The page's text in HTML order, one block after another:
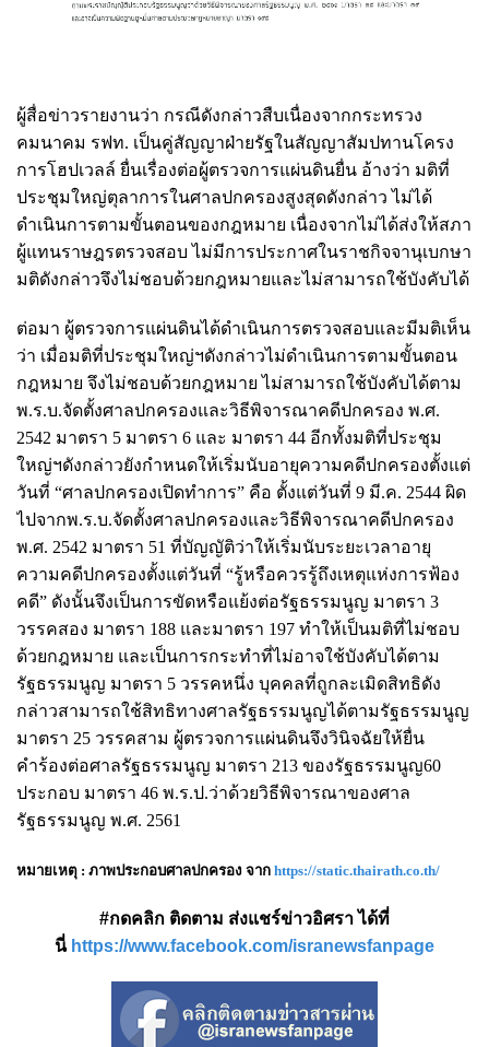
ผู้สื่อข่าวรายงานว่า กรณีดังกล่าวสืบเนื่องจากกระทรวง
คมนาคม รฟท. เป็นคู่สัญญาฝ่ายรัฐในสัญญาสัมปทานโครง
การโฮปเวลล์ ยื่นเรื่องต่อผู้ตรวจการแผ่นดินยื่น อ้างว่า มติที่
ประชุมใหญ่ตุลาการในศาลปกครองสูงสุดดังกล่าว ไม่ได้
ดำเนินการตามขั้นตอนของกฎหมาย เนื่องจากไม่ได้ส่งให้สภา
ผู้แทนราษฎรตรวจสอบ ไม่มีการประกาศในราชกิจจานุเบกษา
มติดังกล่าวจึงไม่ชอบด้วยกฎหมายและไม่สามารถใช้บังคับได้
ต่อมา ผู้ตรวจการแผ่นดินได้ดำเนินการตรวจสอบและมีมติเห็น
ว่า เมื่อมติที่ประชุมใหญ่ฯดังกล่าวไม่ดำเนินการตามขั้นตอน
กฎหมาย จึงไม่ชอบด้วยกฎหมาย ไม่สามารถใช้บังคับได้ตาม
พ.ร.บ.จัดตั้งศาลปกครองและวิธีพิจารณาคดีปกครอง พ.ศ.
2542 มาตรา 5 มาตรา 6 และ มาตรา 44 อีกทั้งมติที่ประชุม
ใหญ่ฯดังกล่าวยังกำหนดให้เริ่มนับอายุความคดีปกครองตั้งแต่
วันที่ “ศาลปกครองเปิดทำการ” คือ ตั้งแต่วันที่ 9 มี.ค. 2544 ผิด
ไปจากพ.ร.บ.จัดตั้งศาลปกครองและวิธีพิจารณาคดีปกครอง
พ.ศ. 2542 มาตรา 51 ที่บัญญัติว่าให้เริ่มนับระยะเวลาอายุ
ความคดีปกครองตั้งแต่วันที่ “รู้หรือควรรู้ถึงเหตุแห่งการฟ้อง
คดี” ดังนั้นจึงเป็นการขัดหรือแย้งต่อรัฐธรรมนูญ มาตรา 3
วรรคสอง มาตรา 188 และมาตรา 197 ทำให้เป็นมติที่ไม่ชอบ
ด้วยกฎหมาย และเป็นการกระทำที่ไม่อาจใช้บังคับได้ตาม
รัฐธรรมนูญ มาตรา 5 วรรคหนึ่ง บุคคลที่ถูกละเมิดสิทธิดัง
กล่าวสามารถใช้สิทธิทางศาลรัฐธรรมนูญได้ตามรัฐธรรมนูญ
มาตรา 25 วรรคสาม ผู้ตรวจการแผ่นดินจึงวินิจฉัยให้ยื่น
คำร้องต่อศาลรัฐธรรมนูญ มาตรา 213 ของรัฐธรรมนูญ60
ประกอบ มาตรา 46 พ.ร.ป.ว่าด้วยวิธีพิจารณาของศาล
รัฐธรรมนูญ พ.ศ. 2561
หมายเหตุ : ภาพประกอบศาลปกครอง จาก https://static.thairath.co.th/
#กดคลิก ติดตาม ส่งแชร์ข่าวอิศรา ได้ที่
นี่ https://www.facebook.com/isranewsfanpage